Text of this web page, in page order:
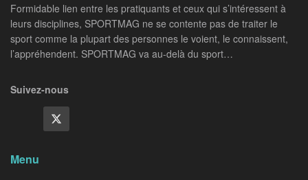
Formidable lien entre les pratiquants et ceux qui s’intéressent à
leurs disciplines, SPORTMAG ne se contente pas de traiter le
sport comme la plupart des personnes le voient, le connaissent,
l’appréhendent. SPORTMAG va au-delà du sport…
Suivez-nous
Menu